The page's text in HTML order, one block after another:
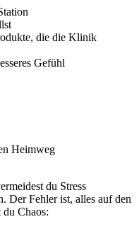
die die Klinik
Gefühl
Heimweg
du Stress
Der Fehler ist, alles auf den
du Chaos: